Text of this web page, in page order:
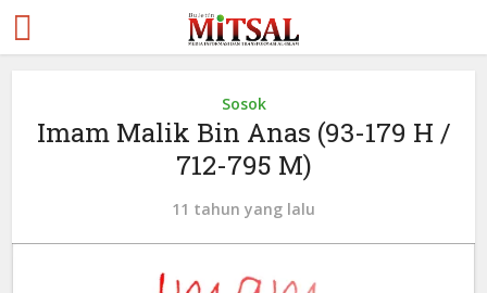
Sosok
Imam Malik Bin Anas (93-179 H /
712-795 M)
11 tahun yang lalu